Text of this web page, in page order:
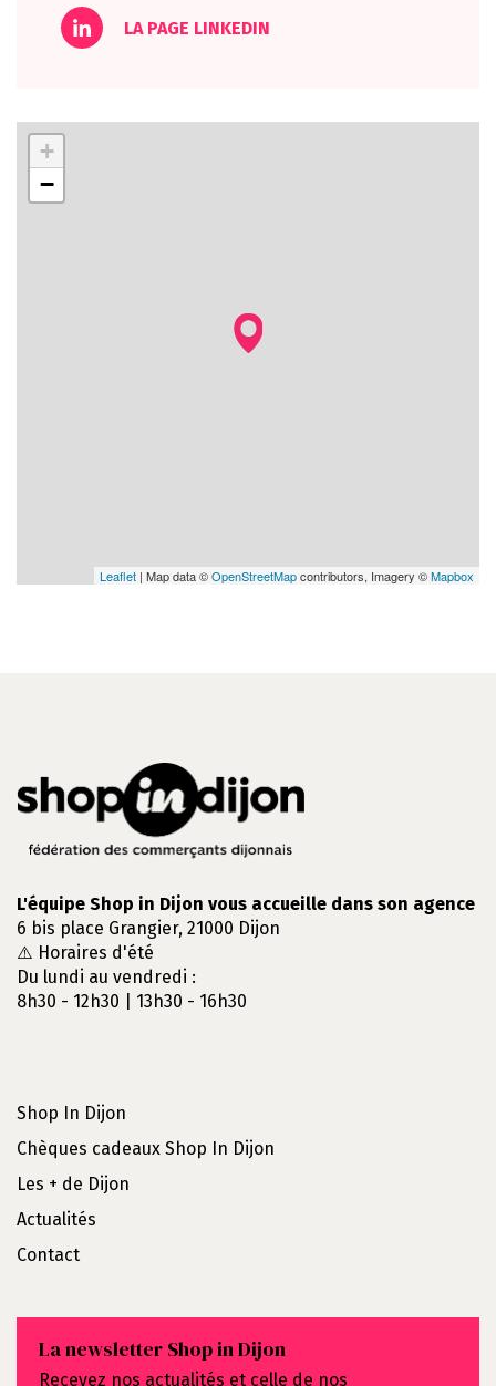
LA PAGE LINKEDIN
+
−
Leaflet | Map data ©OpenStreetMapcontributors, Imagery ©Mapbox
L'équipe Shop in Dijon vous accueille dans son agence
6 bis place Grangier, 21000 Dijon
⚠️ Horaires d'été
Du lundi au vendredi :
8h30 - 12h30 | 13h30 - 16h30
Shop In Dijon
Chèques cadeaux Shop In Dijon
Les + de Dijon
Actualités
Contact
La newsletter Shop in Dijon
Recevez nos actualités et celle de nos